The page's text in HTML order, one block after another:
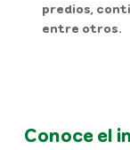
predios,
entre otros.
Conoce el